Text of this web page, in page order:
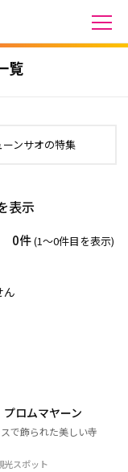
覧
ーンサオの特集
表示
0件(1〜0件目を表示)
ん
ロムマヤーン
で飾られた美しい寺
光スポット